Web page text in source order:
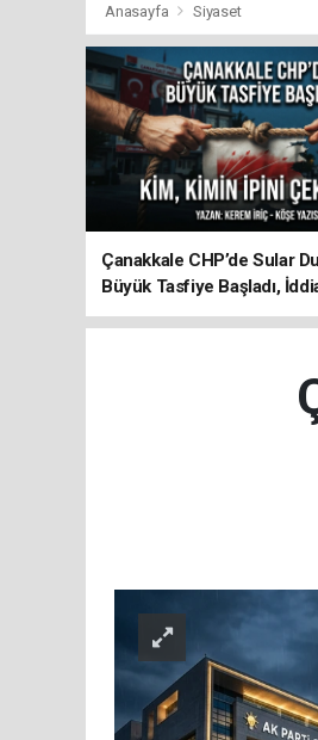
Anasayfa Siyaset
Çanakkale CHP’de Sular
Büyük Tasfiye Başladı,
Uçuşuyor